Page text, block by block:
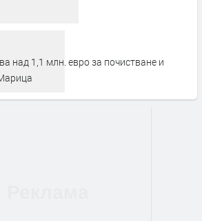
над 1,1 млн. евро за почистване и